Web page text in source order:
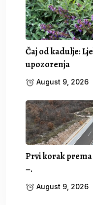
Čaj od kadulje:
upozorenja
August 9, 2026
Prvi korak
–.
August 9, 2026